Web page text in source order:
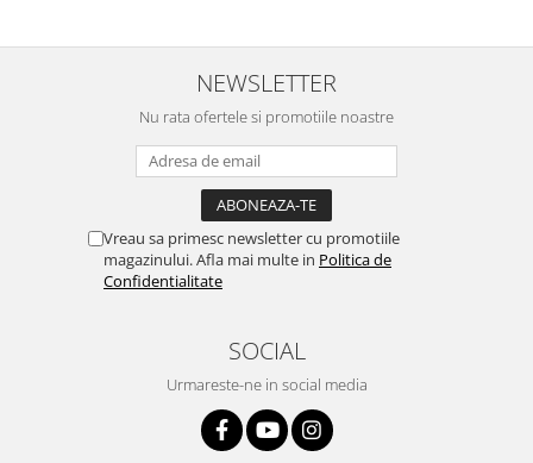
NEWSLETTER
Nu rata ofertele si promotiile noastre
Vreau sa primesc newsletter cu promotiile
magazinului. Afla mai multe in Politica de
Confidentialitate
SOCIAL
Urmareste-ne in social media